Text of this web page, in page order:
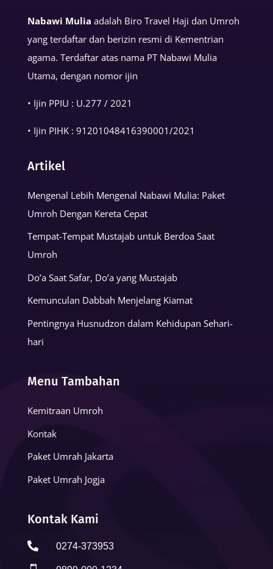
Muslim
Nabawi Mulia adalah Biro Travel Haji dan Umroh
yang terdaftar dan berizin resmi di Kementrian
agama. Terdaftar atas nama PT Nabawi Mulia
Utama, dengan nomor ijin
• Ijin PPIU : U.277 / 2021
• Ijin PIHK : 91201048416390001/2021
Artikel
Mengenal Lebih Mengenal Nabawi Mulia: Paket
Umroh Dengan Kereta Cepat
Tempat-Tempat Mustajab untuk Berdoa Saat
Umroh
Do’a Saat Safar, Do’a yang Mustajab
Kemunculan Dabbah Menjelang Kiamat
Pentingnya Husnudzon dalam Kehidupan Sehari-
hari
Menu Tambahan
Kemitraan Umroh
Kontak
Paket Umrah Jakarta
Paket Umrah Jogja
Kontak Kami
 0274-373953